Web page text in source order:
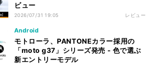
ビュー
2026/07/31 19:05 レビュー
Android
モトローラ、PANTONEカラー採用の
「moto g37」シリーズ発売 - 色で選ぶ
新エントリーモデル